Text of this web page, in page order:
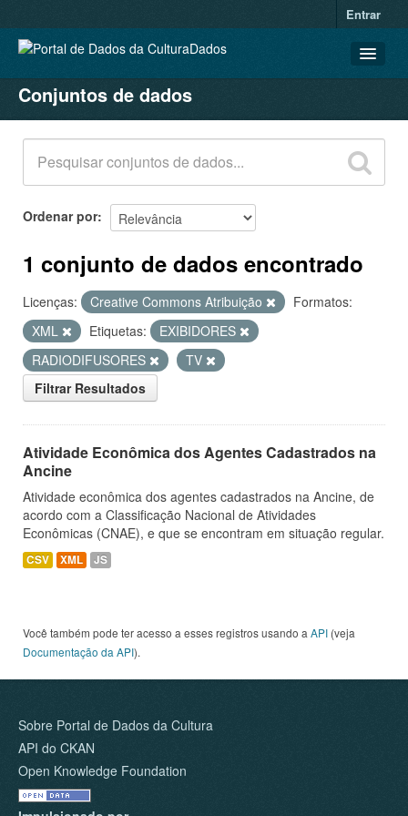
Entrar
CONJUNTOS DE DADOS
ORGANIZAÇÕES
GRUPOS
SOBRE
Conjuntos de dados
Ordenar por
1 conjunto de dados encontrado
Licenças: Creative Commons Atribuição
Formatos:
XML
Etiquetas:
EXIBIDORES
RADIODIFUSORES
TV
Filtrar Resultados
Atividade Econômica dos Agentes Cadastrados na
Ancine
Atividade econômica dos agentes cadastrados na Ancine, de
acordo com a Classificação Nacional de Atividades
Econômicas (CNAE), e que se encontram em situação regular.
CSV XML JS
Você também pode ter acesso a esses registros usando a API (veja
Documentação da API).
Sobre Portal de Dados da Cultura
API do CKAN
Open Knowledge Foundation